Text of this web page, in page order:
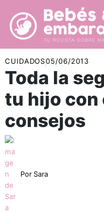
contenido
CUIDADOS05/06/2013
Toda la
tu hijo con
consejos
Por Sara